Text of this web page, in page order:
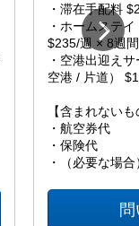
・滞在手配料
・ホームステ
$235/週 × 8週
・空港出迎え
空港 / 片道）
【含まれない
・航空券代
・保険代
・（必要な場